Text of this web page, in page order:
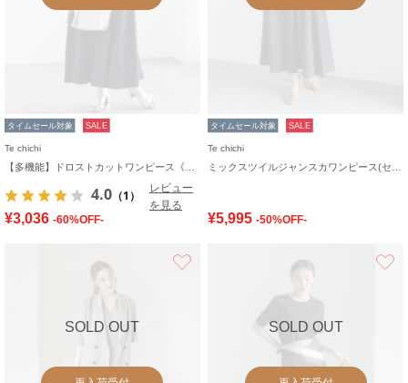
タイムセール対象 SALE
Te chichi
4.0 （1）
レビュー
を見る
¥3,036 -60%OFF-
タイムセール対象 SALE
Te chichi
¥5,995 -50%OFF-
SOLD OUT SOLD OUT